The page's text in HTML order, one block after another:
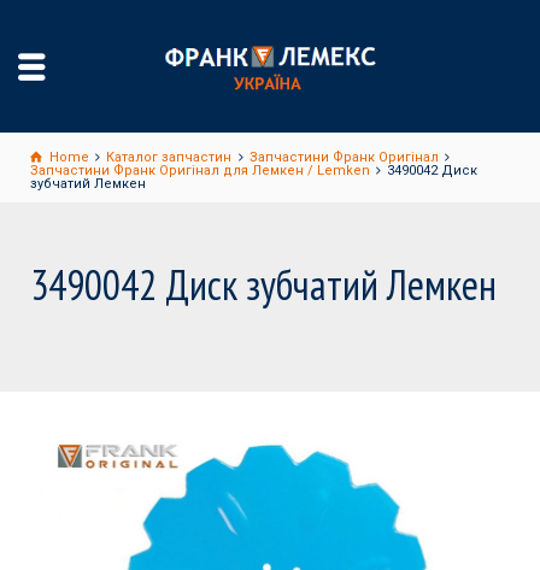
Home Каталог запчастин
Запчастини Франк Оригінал
Запчастини Франк Оригінал для Лемкен / Lemken
3490042 Диск
зубчатий Лемкен
3490042 Диск зубчатий Лемкен